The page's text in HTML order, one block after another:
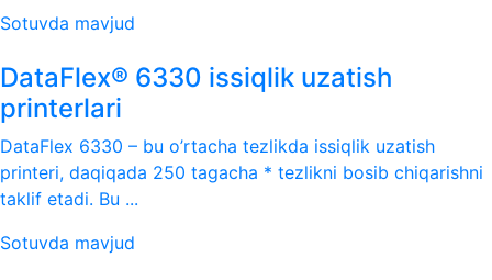
Sotuvda mavjud
DataFlex® 6330 issiqlik uzatish
printerlari
DataFlex 6330 – bu o’rtacha tezlikda issiqlik uzatish
printeri, daqiqada 250 tagacha * tezlikni bosib chiqarishni
taklif etadi. Bu ...
Sotuvda mavjud